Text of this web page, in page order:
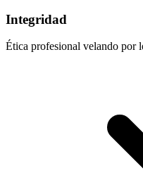
Integridad
Ética profesional velando por